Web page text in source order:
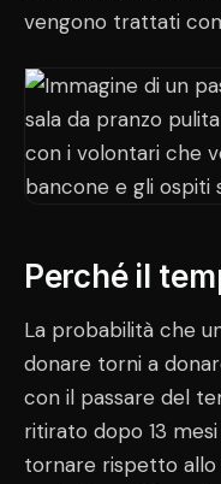
vengono trattati
Perché il
La probabilità che
donare torni a
con il passare del
ritirato dopo 13
tornare rispetto